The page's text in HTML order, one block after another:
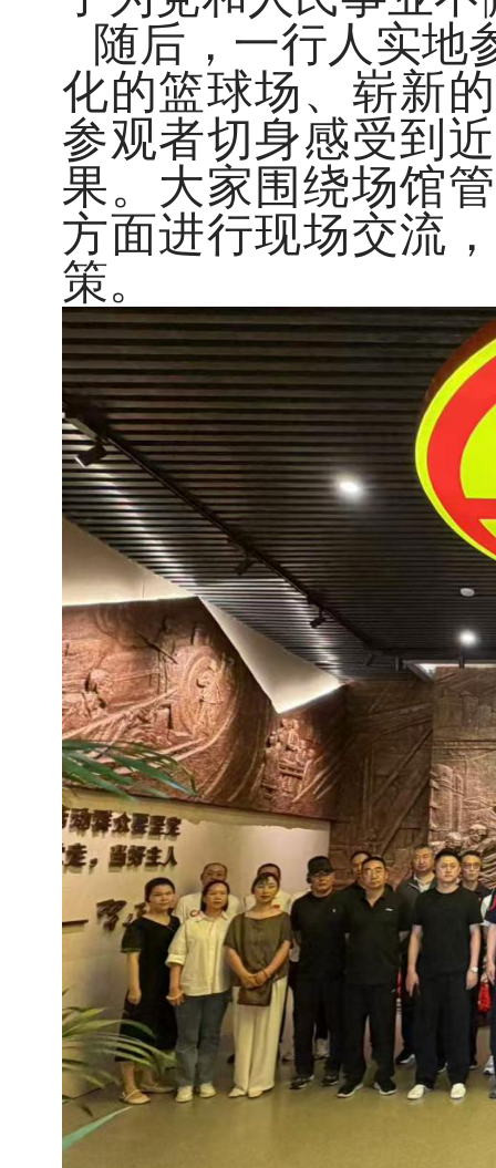
随后，一行人实地
化的篮球场、崭新
参观者切身感受到
果。大家围绕场馆
方面进行现场交流
策。